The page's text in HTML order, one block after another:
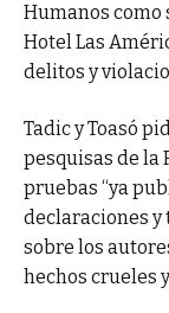
Humanos como
Hotel Las
delitos y
Tadic y Toasó
pesquisas de la
pruebas “ya
declaraciones y
sobre los
hechos crueles